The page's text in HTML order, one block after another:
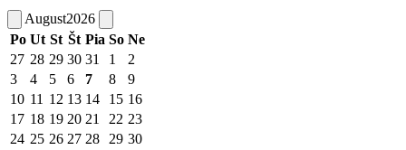
August2026
Po Ut St Št Pia So Ne
27 28 29 30 31 1
2
3
4 5 6 7 8
9
10 11 12 13 14 15 16
17 18 19 20 21 22 23
24 25 26 27 28 29 30